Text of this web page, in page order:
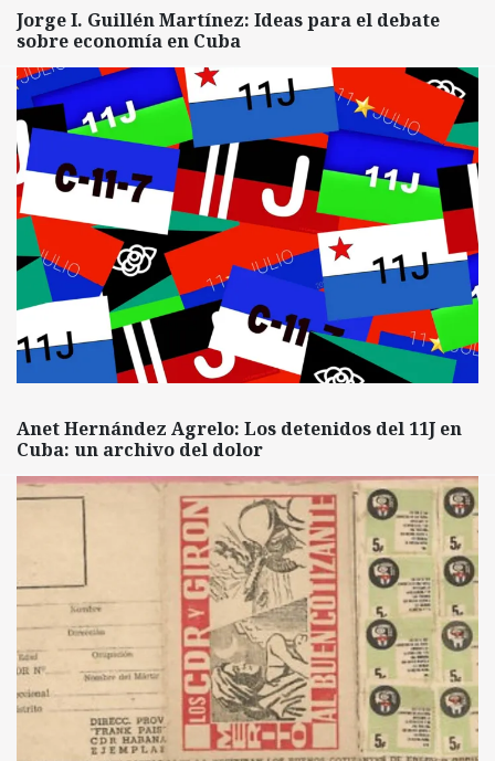
Jorge I. Guillén Martínez: Ideas para el debate
sobre economía en Cuba
Anet Hernández Agrelo: Los detenidos del 11J en
Cuba: un archivo del dolor